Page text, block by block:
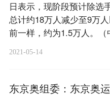
日表示，现阶段预计除选
总计约18万人减少至9万
前一样，约为1.5万人。（
2021-05-14
东京奥组委：东京奥